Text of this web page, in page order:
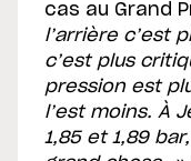
cas au Grand
l’arrière c’est
c’est plus
pression est
l’est moins. À
1,85 et 1,89